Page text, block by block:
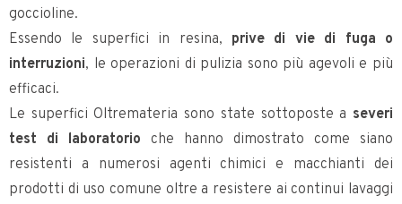
goccioline.
Essendo le superfici in resina, prive di vie di fuga o
interruzioni, le operazioni di pulizia sono più agevoli e più
efficaci.
Le superfici Oltremateria sono state sottoposte a severi
test di laboratorio che hanno dimostrato come siano
resistenti a numerosi agenti chimici e macchianti dei
prodotti di uso comune oltre a resistere ai continui lavaggi